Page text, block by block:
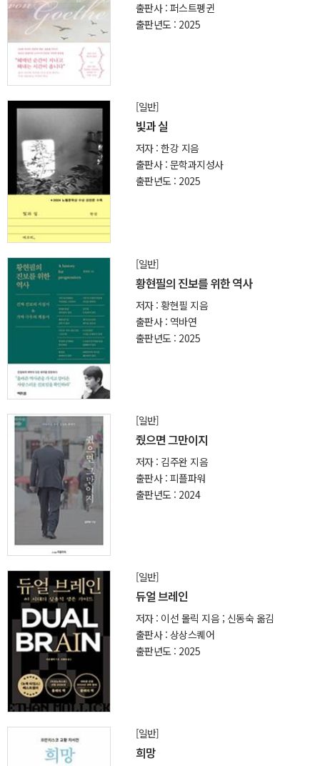
출판사 : 퍼스트펭귄
출판년도 : 2025
[일반]
빛과 실
저자 : 한강 지음
출판사 : 문학과지성사
출판년도 : 2025
[일반]
황현필의 진보를 위한 역사
저자 : 황현필 지음
출판사 : 역바연
출판년도 : 2025
[일반]
줬으면 그만이지
저자 : 김주완 지음
출판사 : 피플파워
출판년도 : 2024
[일반]
듀얼 브레인
저자 : 이선 몰릭 지음 ; 신동숙 옮김
출판사 : 상상스퀘어
출판년도 : 2025
[일반]
희망